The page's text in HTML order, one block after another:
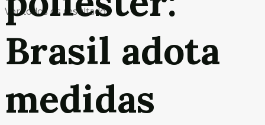
Ver todos os resultados
Brasil adota
medidas